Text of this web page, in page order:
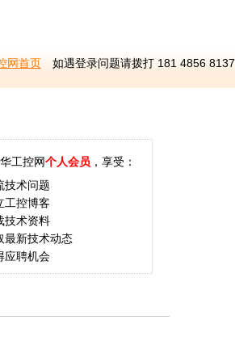
网首页 如遇登录问题请拨打 181 4856 8137
工控网个人会员 ，享受：
技术问题
工控博客
技术资料
最新技术动态
应聘机会